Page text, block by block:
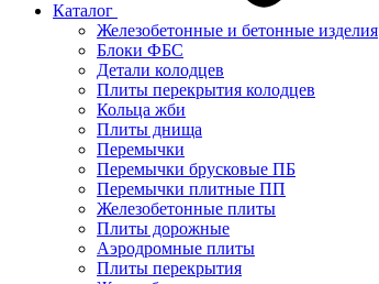
Каталог
Железобетонные и бетонные изделия
Блоки ФБС
Детали колодцев
Плиты перекрытия колодцев
Кольца жби
Плиты днища
Перемычки
Перемычки брусковые ПБ
Перемычки плитные ПП
Железобетонные плиты
Плиты дорожные
Аэродромные плиты
Плиты перекрытия